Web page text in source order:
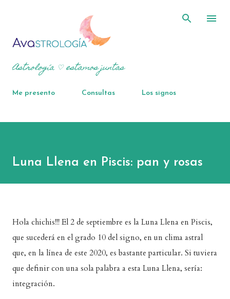
Astrología ♡ estamos juntas
Me presento Consultas Los signos
Luna Llena en Piscis: pan y rosas
Hola chichis!!! El 2 de septiembre es la Luna Llena en Piscis,
que sucederá en el grado 10 del signo, en un clima astral
que, en la línea de este 2020, es bastante particular. Si tuviera
que definir con una sola palabra a esta Luna Llena, sería:
integración.